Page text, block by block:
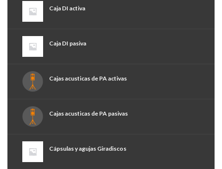
Caja DI activa
Caja DI pasiva
Cajas acusticas de PA activas
Cajas acusticas de PA pasivas
Cápsulas y agujas Giradiscos